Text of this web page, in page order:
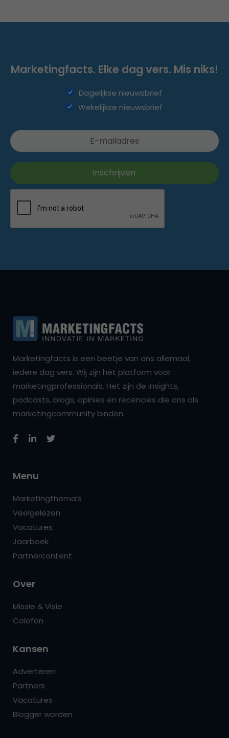
Marketingfacts. Elke dag vers. Mis niks!
Dagelijkse nieuwsbrief
Wekelijkse nieuwsbrief
Marketingfacts is een beetje van ons allemaal,
iedere dag vers. Wij zijn hét platform voor
marketingprofessionals. Het zijn de insights,
podcasts, blogs, opinies en recencies die ons als
marketingcommunity binden.
Menu
Marketingthema’s
Veelgelezen
Vacatures
Jaarboek
Partnercontent
Over
Missie & Visie
Colofon
Kansen
Adverteren
Partners
Vacatures
Blogger worden